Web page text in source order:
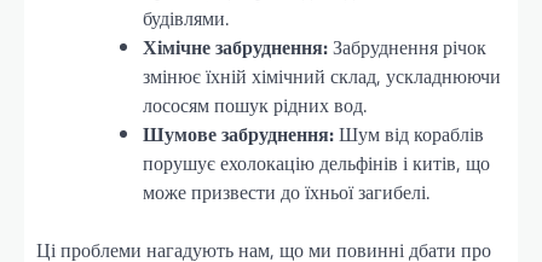
будівлями.
Хімічне забруднення:Забруднення річок
змінює їхній хімічний склад, ускладнюючи
лососям пошук рідних вод.
Шумове забруднення:Шум від кораблів
порушує ехолокацію дельфінів і китів, що
може призвести до їхньої загибелі.
Ці проблеми нагадують нам, що ми повинні дбати про